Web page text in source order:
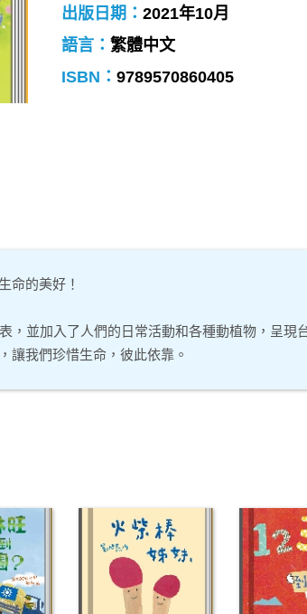
出版日期： 2021年10月
語言： 繁體中文
ISBN： 9789570860405
命的美好！
，並加入了人們的日常活動和各種動植物，呈現
讓我們珍惜生命，彼此依靠。